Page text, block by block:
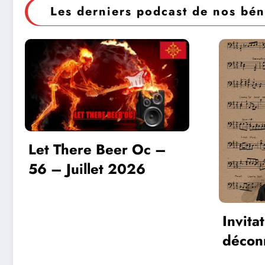
Les derniers podcast de nos
Let There Beer Oc –
56 – Juillet 2026